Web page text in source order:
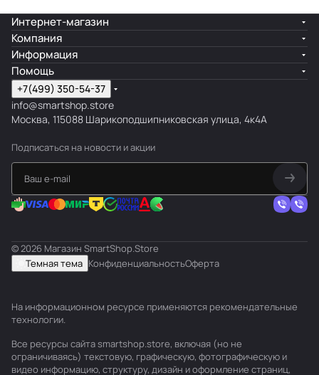
Интернет-магазин
Компания
Информация
Помощь
+7(499) 350-54-37
info@smartshop.store
Москва, 115088 Шарикоподшипниковская улица, 4к4А
Подписаться на новости и акции
© 2026 Магазин SmartShop.Store
Темная тема КонфиденциальностьОферта
На информационном ресурсе применяются рекомендательные
технологии.
Все ресурсы сайта smartshop.store, включая (но не
ограничиваясь) текстовую, графическую, фотографическую и
видео информацию, структуру, дизайн и оформление страниц,